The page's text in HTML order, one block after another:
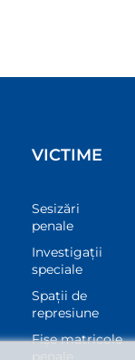
VICTIME
Sesizări
penale
Investigații
speciale
Spații de
represiune
Fișe matricole
penale